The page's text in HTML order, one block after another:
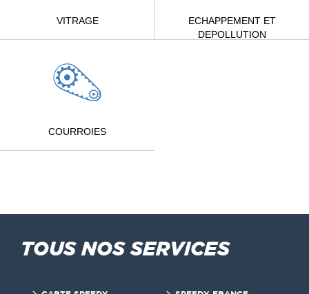
VITRAGE
ECHAPPEMENT ET
DEPOLLUTION
COURROIES
TOUS NOS SERVICES